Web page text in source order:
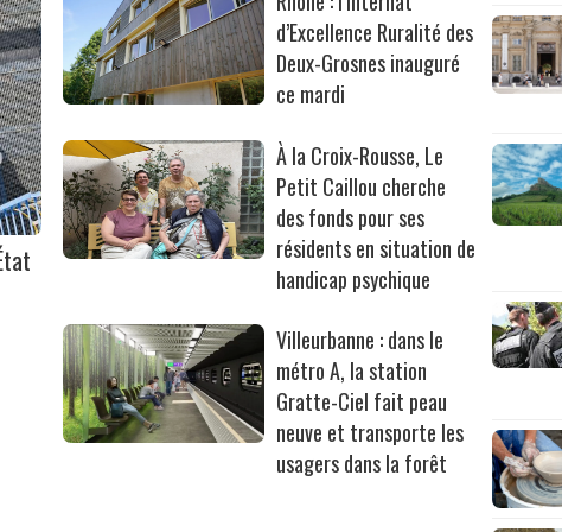
d’Excellence Ruralité des
Deux-Grosnes inauguré
ce mardi
À la Croix-Rousse, Le
Petit Caillou cherche
des fonds pour ses
résidents en situation de
handicap psychique
Villeurbanne : dans le
métro A, la station
Gratte-Ciel fait peau
neuve et transporte les
usagers dans la forêt